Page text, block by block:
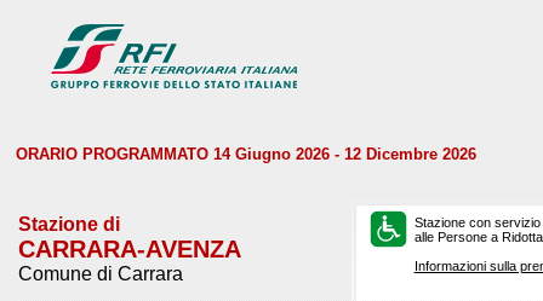
ORARIO PROGRAMMATO 14 Giugno 2026 - 12 Dicembre 2026
Stazione di
CARRARA-AVENZA
Comune di Carrara
Stazione con
alle Persone a
Informazioni sulla